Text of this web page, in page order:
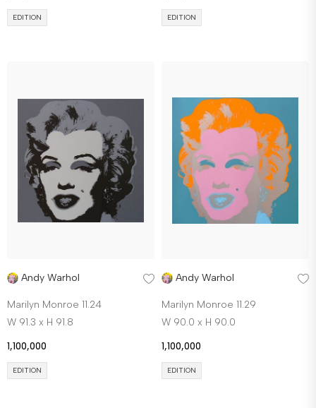
EDITION EDITION
Andy Warhol
Marilyn Monroe 11.24
W 91.3 x H 91.8
1,100,000
EDITION
Andy Warhol
Marilyn Monroe 11.29
W 90.0 x H 90.0
1,100,000
EDITION